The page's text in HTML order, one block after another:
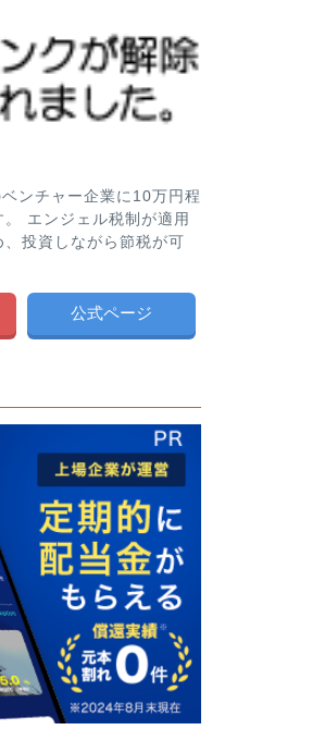
ンチャー企業に10万円程
エンジェル税制が適用
投資しながら節税が可
公式ページ